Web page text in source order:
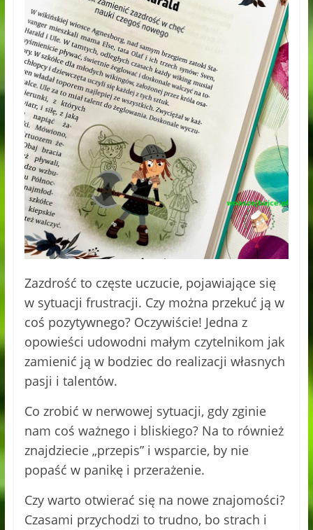
Zazdrość to częste uczucie, pojawiające się
w sytuacji frustracji. Czy można przekuć ją w
coś pozytywnego? Oczywiście! Jedna z
opowieści udowodni małym czytelnikom jak
zamienić ją w bodziec do realizacji własnych
pasji i talentów.
Co zrobić w nerwowej sytuacji, gdy zginie
nam coś ważnego i bliskiego? Na to również
znajdziecie „przepis” i wsparcie, by nie
popaść w panikę i przerażenie.
Czy warto otwierać się na nowe znajomości?
Czasami przychodzi to trudno, bo strach i